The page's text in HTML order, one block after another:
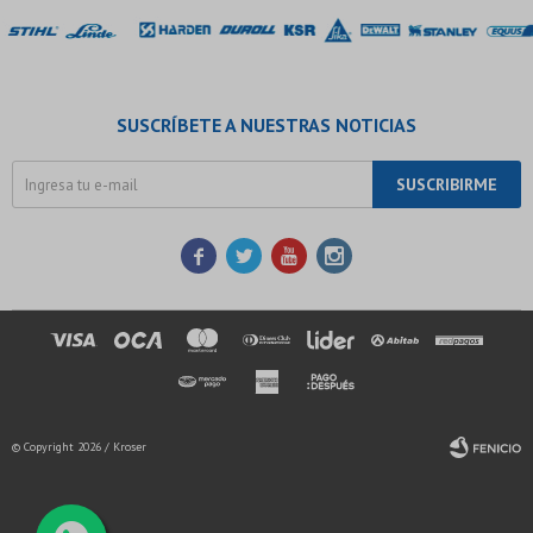
SUSCRÍBETE A NUESTRAS NOTICIAS
SUSCRIBIRME
   
© Copyright 2026 / Kroser